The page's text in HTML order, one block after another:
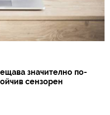
значително по-
сензорен